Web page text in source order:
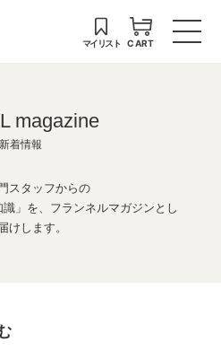
マイリスト CART
magazine
新着情報
スタッフからの
」を、フランネルマガジンとし
けします。